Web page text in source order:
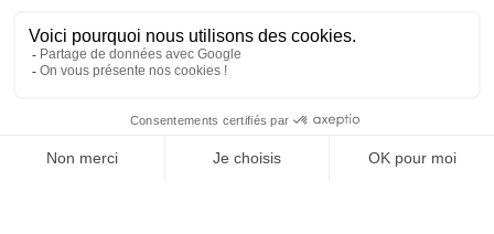
Agence web:Novius